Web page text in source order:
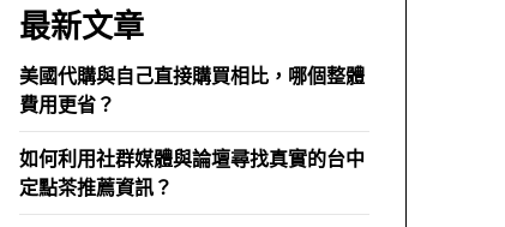
最新文章
美國代購與自己直接購買相比，哪個整體
費用更省？
如何利用社群媒體與論壇尋找真實的台中
定點茶推薦資訊？